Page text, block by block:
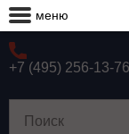
меню
+7 (495) 256-13-76